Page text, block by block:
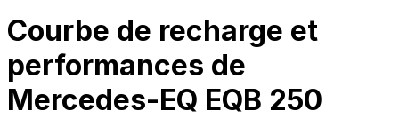
Courbe de recharge et
performances de
Mercedes-EQ EQB 250